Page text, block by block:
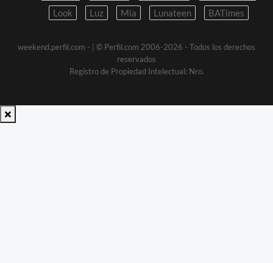
Look
Luz Mia Lunateen BATimes
weekend.perfil.com -
| © Perfil.com 2006-2026 - Todos los derechos
reservados
Registro de Propiedad Intelectual: Nro.